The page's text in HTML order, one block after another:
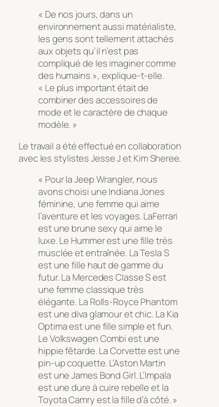
« De nos jours, dans un
environnement aussi matérialiste,
les gens sont tellement attachés
aux objets qu’il n’est pas
compliqué de les imaginer comme
des humains », explique-t-elle.
« Le plus important était de
combiner des accessoires de
mode et le caractère de chaque
modèle. »
Le travail a été effectué en collaboration
avec les stylistes Jesse J et Kim Sheree.
« Pour la Jeep Wrangler, nous
avons choisi une Indiana Jones
féminine, une femme qui aime
l’aventure et les voyages. LaFerrari
est une brune sexy qui aime le
luxe. Le Hummer est une fille très
musclée et entraînée. La Tesla S
est une fille haut de gamme du
futur. La Mercedes Classe S est
une femme classique très
élégante. La Rolls-Royce Phantom
est une diva glamour et chic. La Kia
Optima est une fille simple et fun.
Le Volkswagen Combi est une
hippie fêtarde. La Corvette est une
pin-up coquette. L’Aston Martin
est une James Bond Girl. L’Impala
est une dure à cuire rebelle et la
Toyota Camry est la fille d’à côté. »